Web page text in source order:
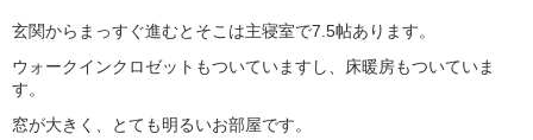
玄関からまっすぐ進むとそこは主寝室で7.5帖あります。
ウォークインクロゼットもついていますし、床暖房もついていま
す。
窓が大きく、とても明るいお部屋です。